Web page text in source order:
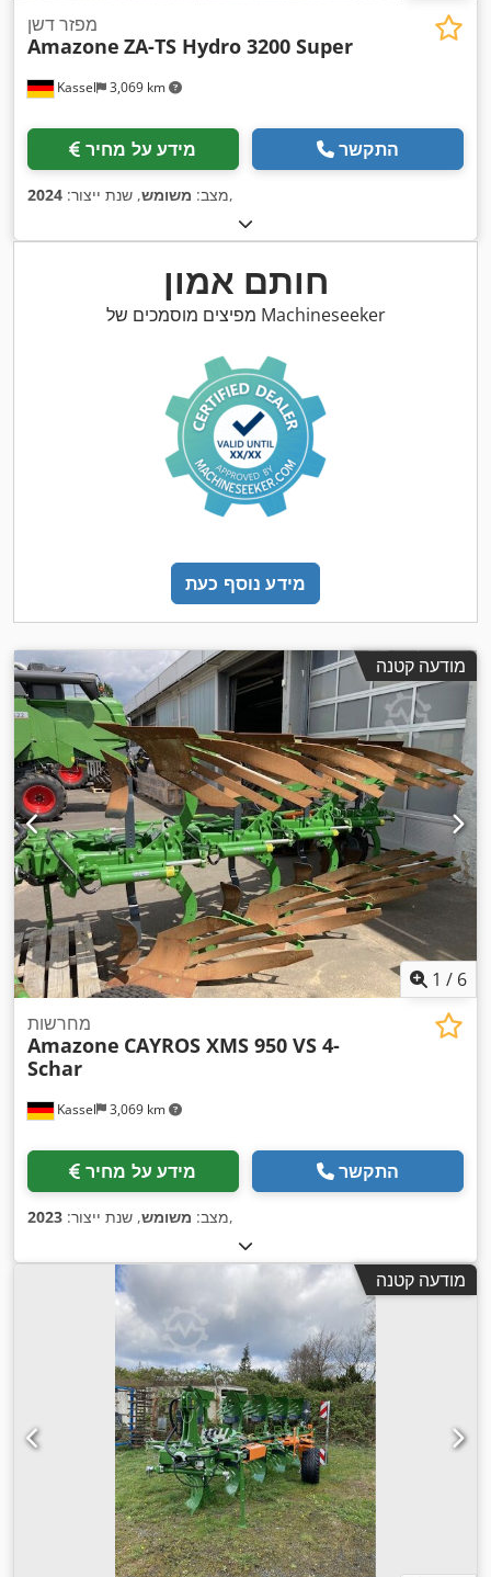
Kassel 3,069 km
מפזר דשן
Amazone ZA-TS Hydro 3200 Super
מידע על מחיר התקשר
מצב: משומש, שנת ייצור: 2024 ,
חותם אמון
מפיצים מוסמכים של Machineseeker
מידע נוסף כעת
מודעה קטנה
1 / 6
Kassel 3,069 km
מחרשות
Amazone CAYROS XMS 950 VS 4-
Schar
מידע על מחיר התקשר
מצב: משומש, שנת ייצור: 2023 ,
מודעה קטנה